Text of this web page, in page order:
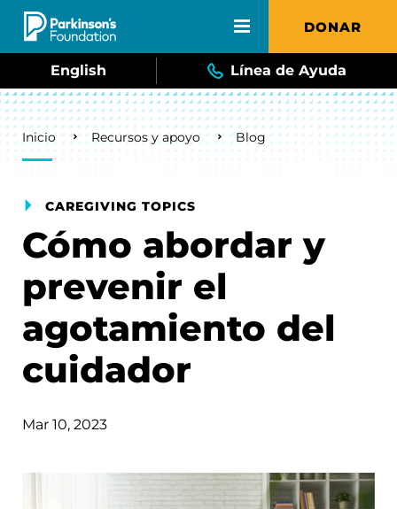
Skip to main content DONAR
English Línea de Ayuda
Breadcrumb
Inicio Recursos y apoyo Blog
CAREGIVING TOPICS
Cómo abordar y
prevenir el
agotamiento del
cuidador
Mar 10, 2023